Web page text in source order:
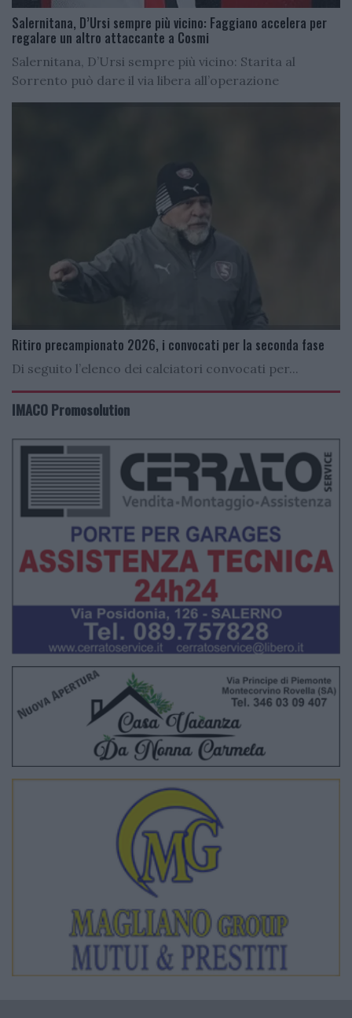
Salernitana, D’Ursi sempre più vicino: Faggiano accelera per
regalare un altro attaccante a Cosmi
Salernitana, D’Ursi sempre più vicino: Starita al
Sorrento può dare il via libera all’operazione
Ritiro precampionato 2026, i convocati per la seconda fase
Di seguito l’elenco dei calciatori convocati per...
IMACO Promosolution